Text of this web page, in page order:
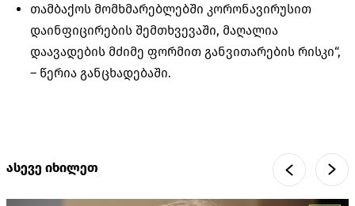
თამბაქოს მომხმარებლებში კორონავირუსით
დაინფიცირების შემთხვევაში, მაღალია
დაავადების მძიმე ფორმით განვითარების რისკი“,
– წერია განცხადებაში.
ასევე იხილეთ